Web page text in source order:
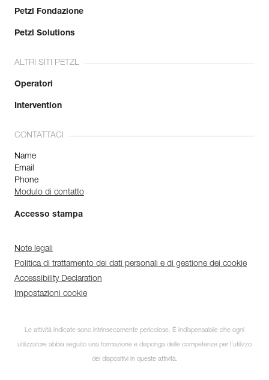
Petzl Fondazione
Petzl Solutions
ALTRI SITI PETZL
Operatori
Intervention
CONTATTACI
Name
Email
Phone
Modulo di contatto
Accesso stampa
Note legali
Politica di trattamento dei dati personali e di gestione dei cookie
Accessibility Declaration
Impostazioni cookie
Le attività indicate sono intrinsecamente pericolose. È indispensabile che ogni
utilizzatore abbia seguito una formazione e disponga delle competenze per l’utilizzo
dei dispositivi in queste attività.